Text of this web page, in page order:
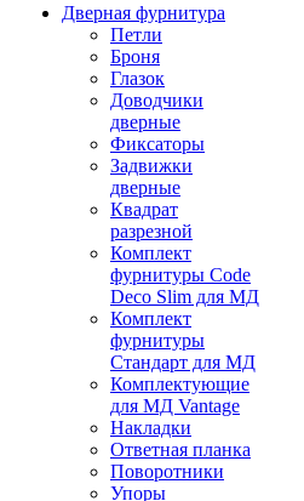
Дверная фурнитура
Петли
Броня
Глазок
Доводчики
дверные
Фиксаторы
Задвижки
дверные
Квадрат
разрезной
Комплект
фурнитуры Code
Deco Slim для МД
Комплект
фурнитуры
Стандарт для МД
Комплектующие
для МД Vantage
Накладки
Ответная планка
Поворотники
Упоры